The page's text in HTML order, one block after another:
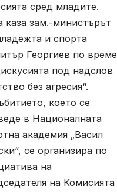
сред младите.
каза зам.-министърът
и спорта
Георгиев по време
под надслов
без агресия“.
което се
в Националната
академия „Васил
се организира по
на
на Комисията